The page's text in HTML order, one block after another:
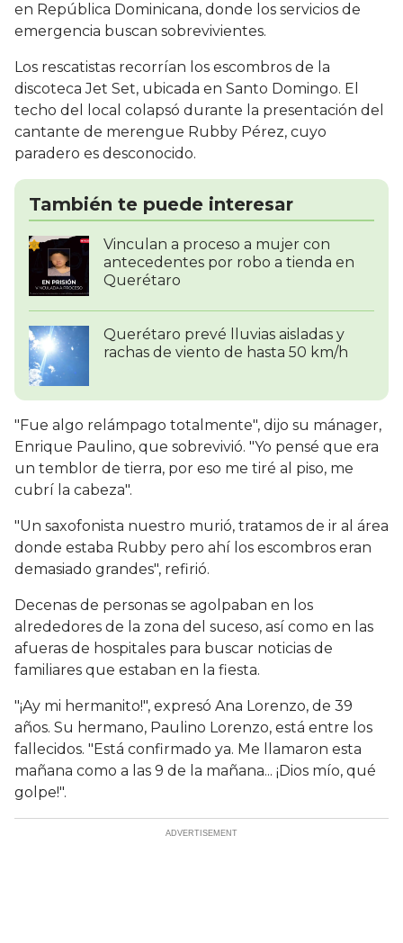
en República Dominicana, donde los servicios de
emergencia buscan sobrevivientes.
Los rescatistas recorrían los escombros de la
discoteca Jet Set, ubicada en Santo Domingo. El
techo del local colapsó durante la presentación del
cantante de merengue Rubby Pérez, cuyo
paradero es desconocido.
También te puede interesar
Vinculan a proceso a mujer con
antecedentes por robo a tienda en
Querétaro
Querétaro prevé lluvias aisladas y
rachas de viento de hasta 50 km/h
"Fue algo relámpago totalmente", dijo su mánager,
Enrique Paulino, que sobrevivió. "Yo pensé que era
un temblor de tierra, por eso me tiré al piso, me
cubrí la cabeza".
"Un saxofonista nuestro murió, tratamos de ir al área
donde estaba Rubby pero ahí los escombros eran
demasiado grandes", refirió.
Decenas de personas se agolpaban en los
alrededores de la zona del suceso, así como en las
afueras de hospitales para buscar noticias de
familiares que estaban en la fiesta.
"¡Ay mi hermanito!", expresó Ana Lorenzo, de 39
años. Su hermano, Paulino Lorenzo, está entre los
fallecidos. "Está confirmado ya. Me llamaron esta
mañana como a las 9 de la mañana... ¡Dios mío, qué
golpe!".